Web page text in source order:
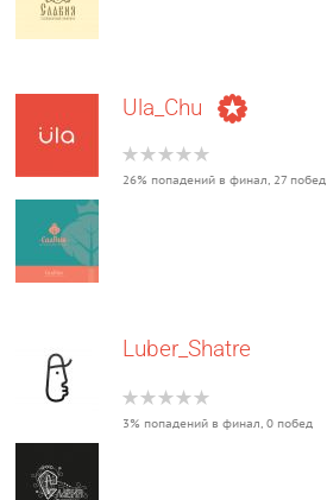
Ula_Chu
26% попадений в финал, 27 побед
Luber_Shatre
3% попадений в финал, 0 побед